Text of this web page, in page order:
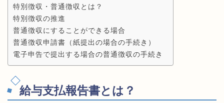
特別徴収・普通徴収とは？
特別徴収の推進
普通徴収にすることができる場合
普通徴収申請書（紙提出の場合の手続き）
電子申告で提出する場合の普通徴収の手続き
給与支払報告書とは？